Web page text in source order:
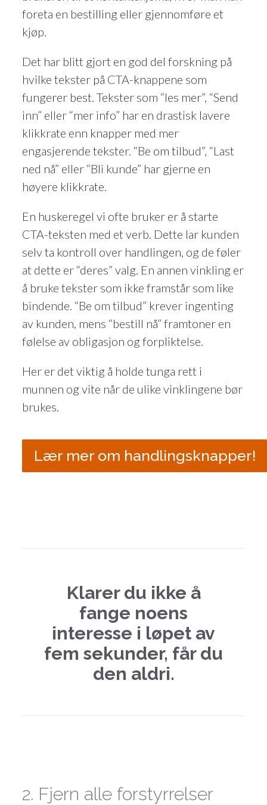
foreta en bestilling eller gjennomføre et
kjøp.
Det har blitt gjort en god del forskning på
hvilke tekster på CTA-knappene som
fungerer best. Tekster som “les mer”, “Send
inn” eller “mer info” har en drastisk lavere
klikkrate enn knapper med mer
engasjerende tekster. “Be om tilbud”, “Last
ned nå” eller “Bli kunde” har gjerne en
høyere klikkrate.
En huskeregel vi ofte bruker er å starte
CTA-teksten med et verb. Dette lar kunden
selv ta kontroll over handlingen, og de føler
at dette er “deres” valg. En annen vinkling er
å bruke tekster som ikke framstår som like
bindende. “Be om tilbud” krever ingenting
av kunden, mens “bestill nå” framtoner en
følelse av obligasjon og forpliktelse.
Her er det viktig å holde tunga rett i
munnen og vite når de ulike vinklingene bør
brukes.
Lær mer om handlingsknapper!
Klarer du ikke å
fange noens
interesse i løpet av
fem sekunder, får du
den aldri.
2. Fjern alle forstyrrelser